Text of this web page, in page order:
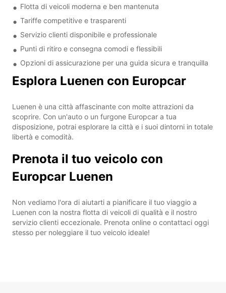
Flotta di veicoli moderna e ben mantenuta
Tariffe competitive e trasparenti
Servizio clienti disponibile e professionale
Punti di ritiro e consegna comodi e flessibili
Opzioni di assicurazione per una guida sicura e tranquilla
Esplora Luenen con Europcar
Luenen è una città affascinante con molte attrazioni da
scoprire. Con un'auto o un furgone Europcar a tua
disposizione, potrai esplorare la città e i suoi dintorni in totale
libertà e comodità.
Prenota il tuo veicolo con
Europcar Luenen
Non vediamo l'ora di aiutarti a pianificare il tuo viaggio a
Luenen con la nostra flotta di veicoli di qualità e il nostro
servizio clienti eccezionale. Prenota online o contattaci oggi
stesso per noleggiare il tuo veicolo ideale!